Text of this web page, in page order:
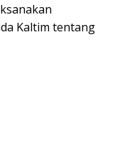
Kaltim tentang